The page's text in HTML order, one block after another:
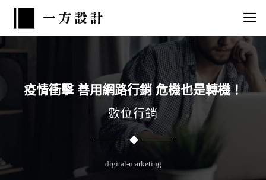
疫情衝擊 善用網路行銷 危機也是轉機！
數位行銷
digital-marketing